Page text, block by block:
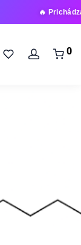
🔥 Prichádza nová
0